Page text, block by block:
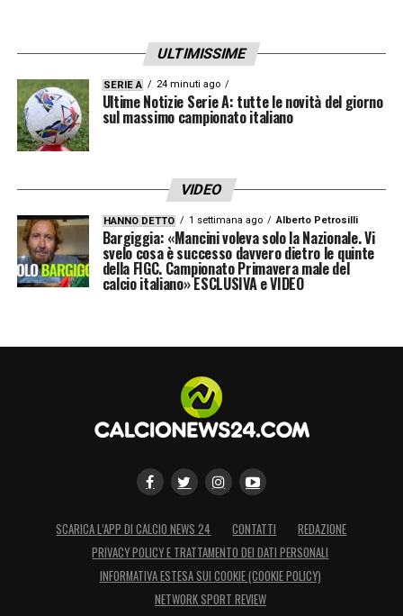
ULTIMISSIME
SERIE A 24 minuti ago
Ultime Notizie Serie A: tutte le novità del giorno
sul massimo campionato italiano
VIDEO
HANNO DETTO 1 settimana ago Alberto Petrosilli
Bargiggia: «Mancini voleva solo la Nazionale. Vi
svelo cosa è successo davvero dietro le quinte
della FIGC. Campionato Primavera male del
calcio italiano» ESCLUSIVA e VIDEO
SCARICA L’APP DI CALCIO NEWS 24 CONTATTI
REDAZIONE
PRIVACY POLICY E TRATTAMENTO DEI DATI PERSONALI
INFORMATIVA ESTESA SUI COOKIE (COOKIE POLICY)
NETWORK SPORT REVIEW